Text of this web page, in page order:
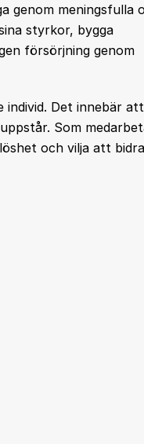
genom meningsfulla
styrkor, bygga
försörjning genom
Det innebär
Som
och vilja att